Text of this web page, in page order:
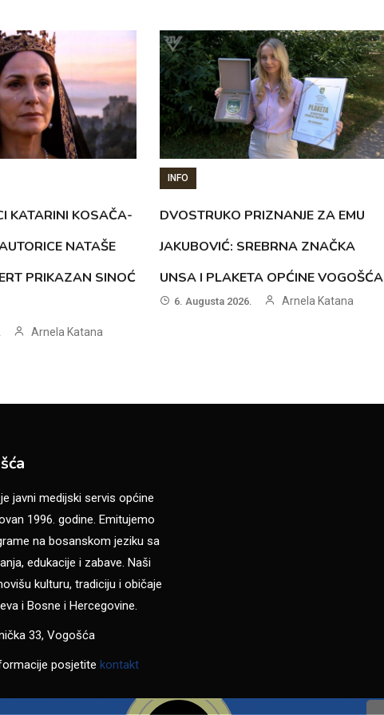
KATARINI KOSAČA-
NATAŠE
PRIKAZAN SINOĆ
Arnela Katana
INFO
DVOSTRUKO PRIZNANJE ZA EMU
JAKUBOVIĆ: SREBRNA ZNAČKA
UNSA I PLAKETA OPĆINE VOGOŠĆA
6. Augusta 2026. Arnela Katana
javni medijski servis općine
1996. godine. Emitujemo
na bosanskom jeziku sa
edukacije i zabave. Naši
kulturu, tradiciju i običaje
i Bosne i Hercegovine.
33, Vogošća
posjetite kontakt